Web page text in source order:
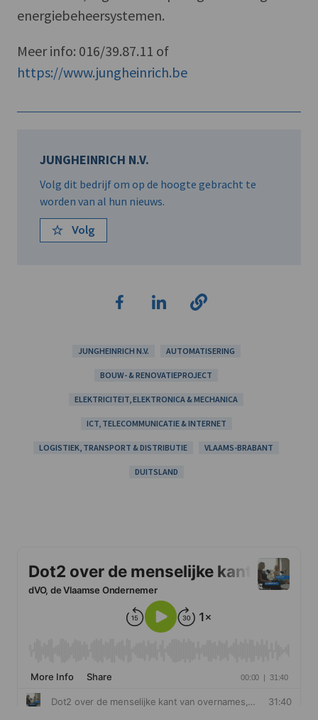
energiebeheersystemen.
Meer info: 016/39.87.11 of
https://www.jungheinrich.be
JUNGHEINRICH N.V.
Volg dit bedrijf om op de hoogte gebracht te
worden van al hun nieuws.
Volg
JUNGHEINRICH N.V. AUTOMATISERING
BOUW- & RENOVATIEPROJECT
ELEKTRICITEIT, ELEKTRONICA & MECHANICA
ICT, TELECOMMUNICATIE & INTERNET
LOGISTIEK, TRANSPORT & DISTRIBUTIE VLAAMS-BRABANT
DUITSLAND